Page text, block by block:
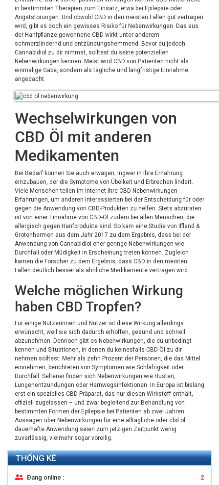
THỐNG KÊ
Đang online :
2
in bestimmten Therapien zum Einsatz, etwa bei Epilepsie oder
Angststörungen. Und obwohl CBD in den meisten Fällen gut vertragen
wird, gibt es doch ein gewisses Risiko für Nebenwirkungen. Das aus
der Hanfpflanze gewonnene CBD wirkt unter anderem
schmerzlindernd und entzündungshemmend. Bevor du jedoch
Cannabidiol zu dir nimmst, solltest du seine potenziellen
Nebenwirkungen kennen. Meist wird CBD von Patienten nicht als
einmalige Gabe, sondern als tägliche und langfristige Einnahme
angedacht.
Wechselwirkungen von
CBD Öl mit anderen
Medikamenten
Bei Bedarf können Sie auch erwägen, Ingwer in Ihre Ernährung
einzubauen, der die Symptome von Übelkeit und Erbrechen lindert.
Viele Menschen teilen im Internet ihre CBD Nebenwirkungen
Erfahrungen, um anderen Interessierten bei der Entscheidung für oder
gegen die Anwendung von CBD-Produkten zu helfen. Stets abzuraten
ist von einer Einnahme von CBD-Öl zudem bei allen Menschen, die
allergisch gegen Hanfprodukte sind. So kam eine Studie von Iffland &
Grotenhermen aus dem Jahr 2017 zu dem Ergebnis, dass bei der
Anwendung von Cannabidiol eher geringe Nebenwirkungen wie
Durchfall oder Müdigkeit in Erscheinung treten können. Zugleich
kamen die Forscher zu dem Ergebnis, dass CBD in den meisten
Fällen deutlich besser als ähnliche Medikamente vertragen wird.
Welche möglichen Wirkung
haben CBD Tropfen?
Für einige Nutzerinnen und Nutzer ist diese Wirkung allerdings
erwünscht, weil sie sich dadurch erhoffen, gesund und schnell
abzunehmen. Dennoch gibt es Nebenwirkungen, die du unbedingt
kennen und Situationen, in denen du keinesfalls CBD-Öl zu dir
nehmen solltest. Mehr als zehn Prozent der Personen, die das Mittel
einnehmen, berichteten von Symptomen wie Schläfrigkeit oder
Durchfall. Seltener finden sich Nebenwirkungen wie Husten,
Lungenentzündungen oder Harnwegsinfektionen. In Europa ist bislang
erst ein spezielles CBD-Präparat, das nur diesen Wirkstoff enthält,
offiziell zugelassen – und zwar begleitend zur Behandlung von
bestimmten Formen der Epilepsie bei Patienten ab zwei Jahren.
Aussagen über Nebenwirkungen für eine alltägliche oder cbd öl
dauerhafte Anwendung seien zum jetzigen Zeitpunkt wenig
zuverlässig, vielmehr sogar voreilig.